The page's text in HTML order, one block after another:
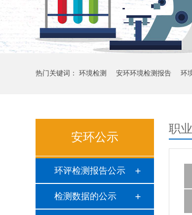
热门关键词： 环境检测 安环环境检测报告 环
安环公示
环评检测报告公示
检测数据的公示
职